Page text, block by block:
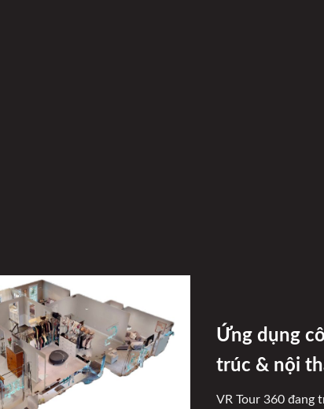
Ứng dụng
trúc & nội
VR Tour 360 đang